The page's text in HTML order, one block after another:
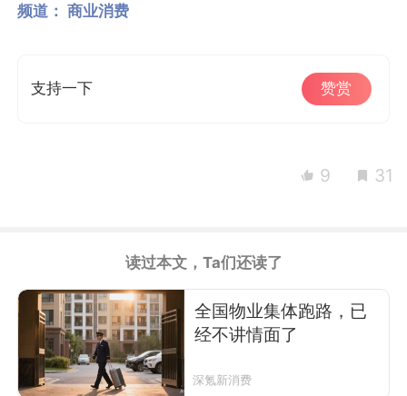
频道： 商业消费
支持一下 赞赏
9 31
读过本文，Ta们还读了
全国物业集体跑路，已
经不讲情面了
深氪新消费